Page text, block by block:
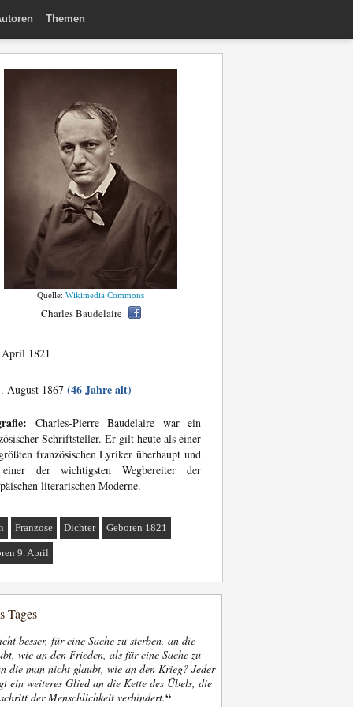
Themen
Quelle: Wikimedia Commons
Charles Baudelaire
1821
August 1867 (46 Jahre alt)
Charles-Pierre Baudelaire war ein
Schriftsteller. Er gilt heute als einer
französischen Lyriker überhaupt und
der wichtigsten Wegbereiter der
literarischen Moderne.
Franzose Dichter Geboren 1821
9. April
Tages
besser, für eine Sache zu sterben, an die
wie an den Frieden, als für eine Sache zu
die man nicht glaubt, wie an den Krieg? Jeder
ein weiteres Glied an die Kette des Übels, die
der Menschlichkeit verhindert.“